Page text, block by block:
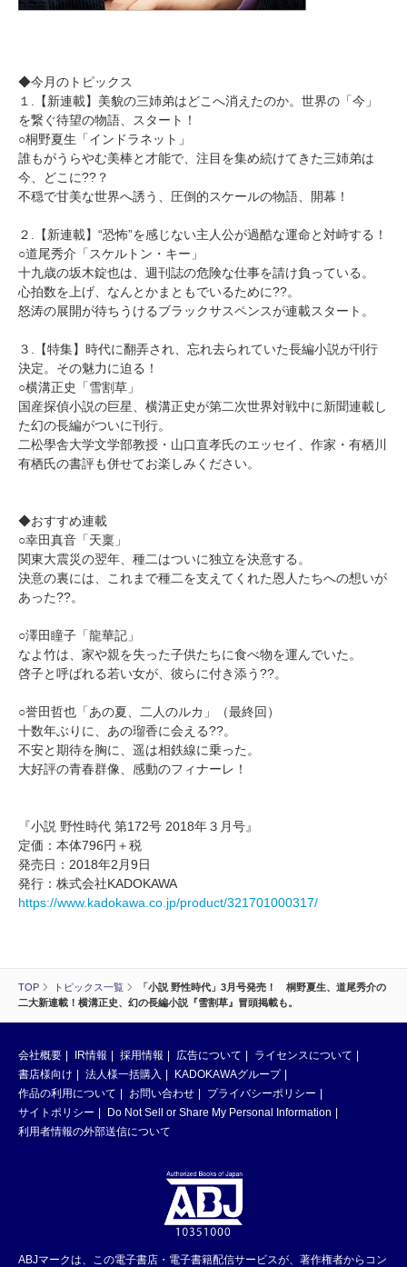
TOP トピックス一覧
「小説 野性時代」3月号発売！ 桐野夏生、道尾秀介の
二大新連載！横溝正史、幻の長編小説『雪割草』冒頭掲載も。
◆今月のトピックス
１.【新連載】美貌の三姉弟はどこへ消えたのか。世界の「今」
を繋ぐ待望の物語、スタート！
○桐野夏生「インドラネット」
誰もがうらやむ美棒と才能で、注目を集め続けてきた三姉弟は
今、どこに??？
不穏で甘美な世界へ誘う、圧倒的スケールの物語、開幕！
２.【新連載】“恐怖”を感じない主人公が過酷な運命と対峙する！
○道尾秀介「スケルトン・キー」
十九歳の坂木錠也は、週刊誌の危険な仕事を請け負っている。
心拍数を上げ、なんとかまともでいるために??。
怒涛の展開が待ちうけるブラックサスペンスが連載スタート。
３.【特集】時代に翻弄され、忘れ去られていた長編小説が刊行
決定。その魅力に迫る！
○横溝正史「雪割草」
国産探偵小説の巨星、横溝正史が第二次世界対戦中に新聞連載し
た幻の長編がついに刊行。
二松學舎大学文学部教授・山口直孝氏のエッセイ、作家・有栖川
有栖氏の書評も併せてお楽しみください。
◆おすすめ連載
○幸田真音「天稟」
関東大震災の翌年、種二はついに独立を決意する。
決意の裏には、これまで種二を支えてくれた恩人たちへの想いが
あった??。
○澤田瞳子「龍華記」
なよ竹は、家や親を失った子供たちに食べ物を運んでいた。
啓子と呼ばれる若い女が、彼らに付き添う??。
○誉田哲也「あの夏、二人のルカ」（最終回）
十数年ぶりに、あの瑠香に会える??。
不安と期待を胸に、遥は相鉄線に乗った。
大好評の青春群像、感動のフィナーレ！
『小説 野性時代 第172号 2018年３月号』
定価：本体796円＋税
発売日：2018年2月9日
発行：株式会社KADOKAWA
https://www.kadokawa.co.jp/product/321701000317/
会社概要 IR情報 採用情報 広告について
ライセンスについて
書店様向け
法人様一括購入
KADOKAWAグループ
作品の利用について
お問い合わせ
プライバシーポリシー
サイトポリシー
Do Not Sell or Share My Personal Information
利用者情報の外部送信について
ABJマークは、この電子書店・電子書籍配信サービスが、著作権者からコン